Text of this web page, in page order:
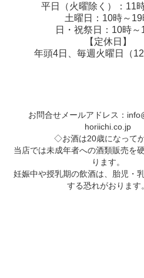
平日（火曜除く）：11
土曜日：10時～19
日・祝祭日：10時～
【定休日】
年頭4日、毎週火曜日（12
お問合せメールアドレス：
horiichi.co.jp
◇お酒は20歳になってか
当店では未成年者への酒類販売を
ります。
妊娠中や授乳期の飲酒は、胎児・
する恐れがおります。